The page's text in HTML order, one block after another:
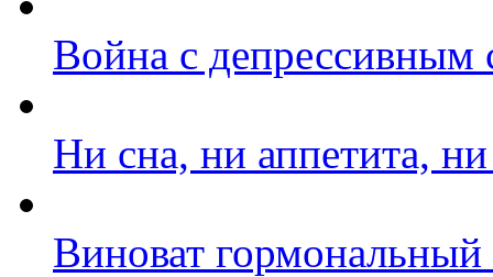
Война с депрессивным
Ни сна, ни аппетита,
Виноват